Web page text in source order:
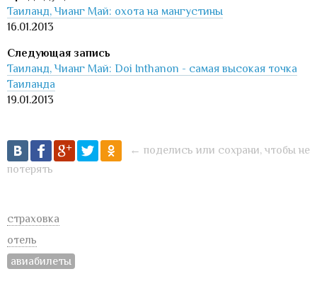
Таиланд, Чианг Май: охота на мангустины
16.01.2013
Таиланд, Чианг Май: Doi Inthanon - самая высокая точка
Таиланда
19.01.2013
← поделись или сохрани, чтобы не
потерять
страховка
отель
авиабилеты